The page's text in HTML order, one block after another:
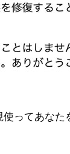
ってあなた